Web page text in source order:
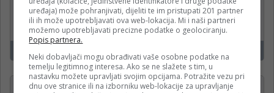
uređaja) može pohranjivati, dijeliti te im pristupati 201 partner
ili ih može upotrebljavati ova web-lokacija. Mi i naši partneri
možemo upotrebljavati precizne podatke o geolociranju.
Popis partnera.
Neki dobavljači mogu obrađivati vaše osobne podatke na
temelju legitimnog interesa. Ako se ne slažete s tim, u
nastavku možete upravljati svojim opcijama. Potražite vezu pri
dnu ove stranice ili na izborniku web-lokacije za upravljanje